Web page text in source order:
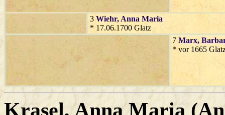
3 Wiehr, Anna Maria
* 17.06.1700 Glatz
7 Marx,
* vor 1665
Krasel, Anna Maria